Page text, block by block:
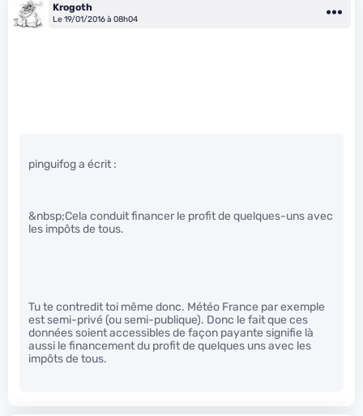
Krogoth
Le 19/01/2016 à 08h04
pinguifog a écrit :
&nbsp;Cela conduit financer le profit de quelques-uns avec
les impôts de tous.
Tu te contredit toi même donc. Météo France par exemple
est semi-privé (ou semi-publique). Donc le fait que ces
données soient accessibles de façon payante signifie là
aussi le financement du profit de quelques uns avec les
impôts de tous.